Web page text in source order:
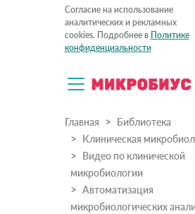
Согласие на использование
аналитических и рекламных
cookies. Подробнее в Политике
конфиденциальности
Главная
Библиотека
Клиническая
Видео по клинической
микробиологии
Автоматизация
микробиологических